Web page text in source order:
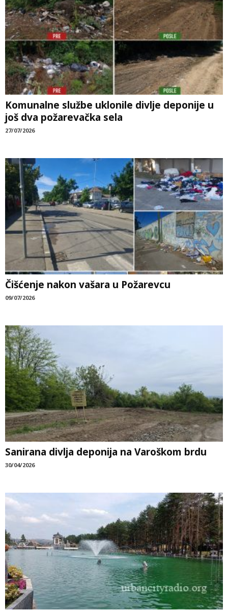
Komunalne službe uklonile divlje deponije u
još dva požarevačka sela
27/07/2026
Čišćenje nakon vašara u Požarevcu
09/07/2026
Sanirana divlja deponija na Varoškom brdu
30/04/2026